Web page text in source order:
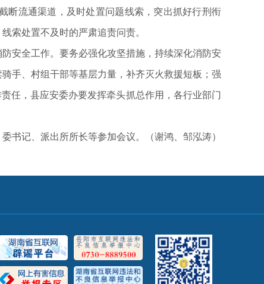
断流通渠道，及时处置问题线索，突出抓好行刑衔
索处置不及时的严肃追责问责。
安全工作。要务必强化攻坚措施，持续深化消防安
手、村组干部等基层力量，补齐灭火救援短板；强
任，县应安委办要发挥牵头抓总作用，各行业部门
书记、派出所所长等参加会议。（谢鸿、邹泓涛）